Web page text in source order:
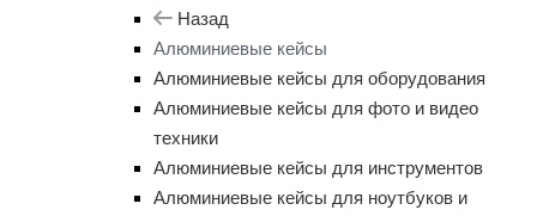
Назад
Алюминиевые кейсы
Алюминиевые кейсы для оборудования
Алюминиевые кейсы для фото и видео
техники
Алюминиевые кейсы для инструментов
Алюминиевые кейсы для ноутбуков и